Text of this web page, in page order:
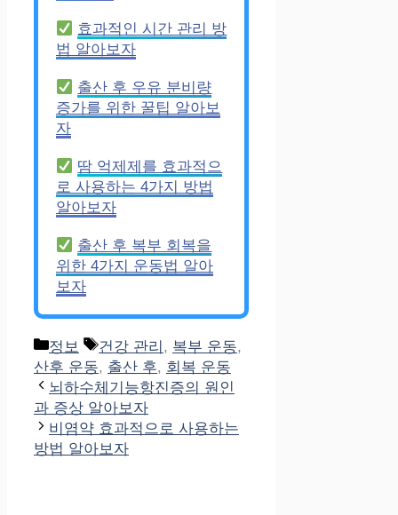
효과적인 시간 관리 방
법 알아보자
출산 후 우유 분비량
증가를 위한 꿀팁 알아보
자
땀 억제제를 효과적으
로 사용하는 4가지 방법
알아보자
출산 후 복부 회복을
위한 4가지 운동법 알아
보자
Categories
정보 Tags
건강 관리 , 복부 운동,
산후 운동, 출산 후, 회복 운동
뇌하수체기능항진증의 원인
과 증상 알아보자
비염약 효과적으로 사용하는
방법 알아보자